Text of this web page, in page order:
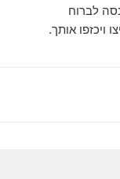
לברוח
ויכזפו אותך.